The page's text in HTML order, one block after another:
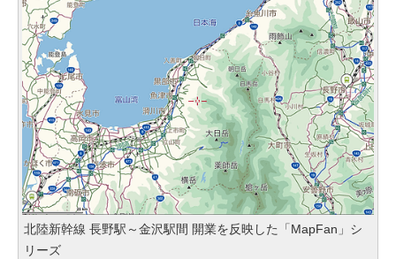
北陸新幹線 長野駅～金沢駅間 開業を反映した「MapFan」シ
リーズ